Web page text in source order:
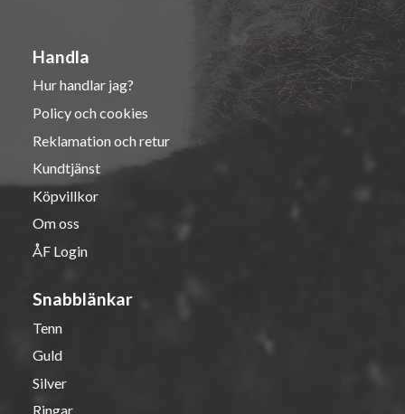
Handla
Hur handlar jag?
Policy och cookies
Reklamation och retur
Kundtjänst
Köpvillkor
Om oss
ÅF Login
Snabblänkar
Tenn
Guld
Silver
Ringar